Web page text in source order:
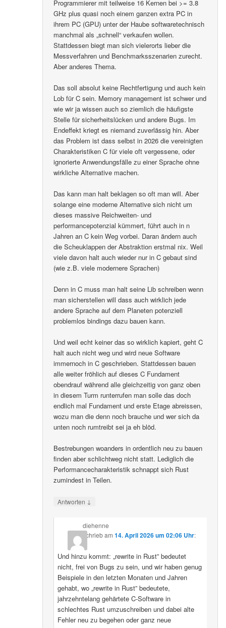
Programmierer mit teilweise 16 Kernen bei >= 3.8
GHz plus quasi noch einem ganzen extra PC in
ihrem PC (GPU) unter der Haube softwaretechnisch
manchmal als „schnell“ verkaufen wollen.
Stattdessen biegt man sich vielerorts lieber die
Messverfahren und Benchmarksszenarien zurecht.
Aber anderes Thema.
Das soll absolut keine Rechtfertigung und auch kein
Lob für C sein. Memory management ist schwer und
wie wir ja wissen auch so ziemlich die häufigste
Stelle für sicherheitslücken und andere Bugs. Im
Endeffekt kriegt es niemand zuverlässig hin. Aber
das Problem ist dass selbst in 2026 die vereinigten
Charakteristiken C für viele oft vergessene, oder
ignorierte Anwendungsfälle zu einer Sprache ohne
wirkliche Alternative machen.
Das kann man halt beklagen so oft man will. Aber
solange eine moderne Alternative sich nicht um
dieses massive Reichweiten- und
performancepotenzial kümmert, führt auch in n
Jahren an C kein Weg vorbei. Daran ändern auch
die Scheuklappen der Abstraktion erstmal nix. Weil
viele davon halt auch wieder nur in C gebaut sind
(wie z.B. viele modernere Sprachen)
Denn in C muss man halt seine Lib schreiben wenn
man sicherstellen will dass auch wirklich jede
andere Sprache auf dem Planeten potenziell
problemlos bindings dazu bauen kann.
Und weil echt keiner das so wirklich kapiert, geht C
halt auch nicht weg und wird neue Software
immernoch in C geschrieben. Stattdessen bauen
alle weiter fröhlich auf dieses C Fundament
obendrauf während alle gleichzeitig von ganz oben
in diesem Turm runterrufen man solle das doch
endlich mal Fundament und erste Etage abreissen,
wozu man die denn noch brauche und wer sich da
unten noch rumtreibt sei ja eh blöd.
Bestrebungen woanders in ordentlich neu zu bauen
finden aber schlichtweg nicht statt. Lediglich die
Performancecharakteristik schnappt sich Rust
zumindest in Teilen.
Antworten ↓
diehenne
schriebam 14. April 2026 um 02:06 Uhr:
Und hinzu kommt: „rewrite in Rust” bedeutet
nicht, frei von Bugs zu sein, und wir haben genug
Beispiele in den letzten Monaten und Jahren
gehabt, wo „rewrite in Rust” bedeutete,
jahrzehntelang gehärtete C-Software in
schlechtes Rust umzuschreiben und dabei alte
Fehler neu zu begehen oder ganz neue